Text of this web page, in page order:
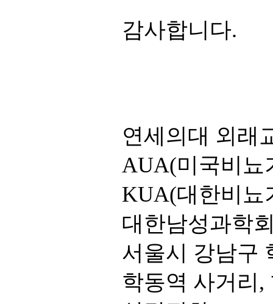
감사합니다.
연세의대 외래
AUA(미국비뇨
KUA(대한비뇨
대한남성과학
서울시 강남구
학동역 사거리,